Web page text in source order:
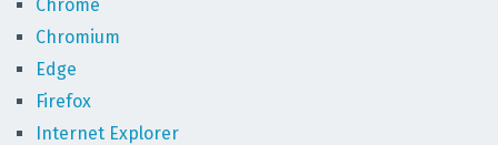
Chrome
Chromium
Edge
Firefox
Internet Explorer